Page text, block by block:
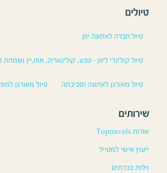
טיולים
טיול חברה לאתונה יוון
טיול קולינרי ליוון – טבע, קולינאריה, אוזו,יין ושמחת
טיול מאורגן לאתונה וסביבתה טיול מאורגן
שירותים
אודות Toptravels
ייעוץ אישי למטייל
וילות בכרתים